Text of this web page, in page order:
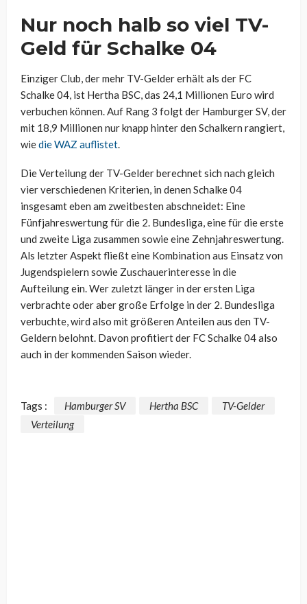
Nur noch halb so viel TV-
Geld für Schalke 04
Einziger Club, der mehr TV-Gelder erhält als der FC
Schalke 04, ist Hertha BSC, das 24,1 Millionen Euro wird
verbuchen können. Auf Rang 3 folgt der Hamburger SV, der
mit 18,9 Millionen nur knapp hinter den Schalkern rangiert,
wiedie WAZ auflistet.
Die Verteilung der TV-Gelder berechnet sich nach gleich
vier verschiedenen Kriterien, in denen Schalke 04
insgesamt eben am zweitbesten abschneidet: Eine
Fünfjahreswertung für die 2. Bundesliga, eine für die erste
und zweite Liga zusammen sowie eine Zehnjahreswertung.
Als letzter Aspekt fließt eine Kombination aus Einsatz von
Jugendspielern sowie Zuschauerinteresse in die
Aufteilung ein. Wer zuletzt länger in der ersten Liga
verbrachte oder aber große Erfolge in der 2. Bundesliga
verbuchte, wird also mit größeren Anteilen aus den TV-
Geldern belohnt. Davon profitiert der FC Schalke 04 also
auch in der kommenden Saison wieder.
Tags : Hamburger SV Hertha BSC
TV-Gelder
Verteilung